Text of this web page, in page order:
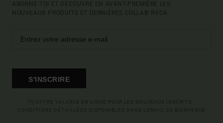
ABONNE-TOI ET DÉCOUVRE EN AVANT-PREMIÈRE LES
NOUVEAUX PRODUITS ET DERNIÈRES COLLAB' RVCA.
S'INSCRIRE